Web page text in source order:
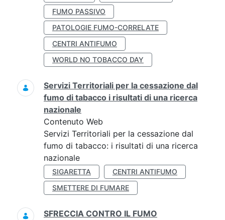
FUMO PASSIVO
PATOLOGIE FUMO-CORRELATE
CENTRI ANTIFUMO
WORLD NO TOBACCO DAY
Servizi Territoriali per la cessazione dal
fumo di tabacco i risultati di una ricerca
nazionale
Contenuto Web
Servizi Territoriali per la cessazione dal
fumo di tabacco: i risultati di una ricerca
nazionale
SIGARETTA
CENTRI ANTIFUMO
SMETTERE DI FUMARE
SFRECCIA CONTRO IL FUMO